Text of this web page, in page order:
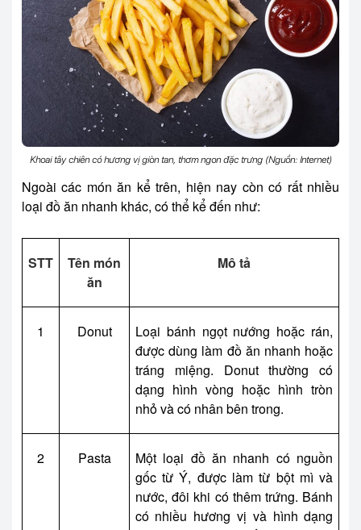
Khoai tây chiên có hương vị giòn tan, thơm ngon đặc trưng (Nguồn: Internet)
Ngoài các món ăn kể trên, hiện nay còn có rất nhiều
loại đồ ăn nhanh khác, có thể kể đến như:
STT
Tên món
ăn
Mô tả
1 Donut
Loại bánh ngọt nướng hoặc rán,
được dùng làm đồ ăn nhanh hoặc
tráng miệng. Donut thường có
dạng hình vòng hoặc hình tròn
nhỏ và có nhân bên trong.
2 Pasta
Một loại đồ ăn nhanh có nguồn
gốc từ Ý, được làm từ bột mì và
nước, đôi khi có thêm trứng. Bánh
có nhiều hương vị và hình dạng